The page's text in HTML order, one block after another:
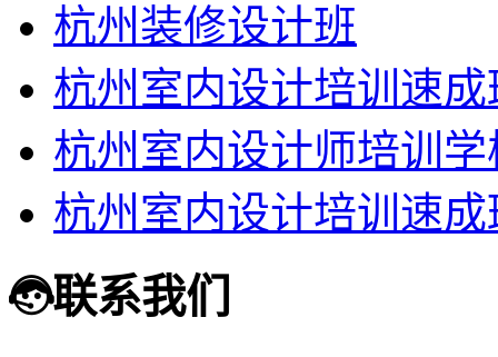
杭州装修设计班
杭州室内设计培训速成
杭州室内设计师培训
杭州室内设计培训速成
联系我们